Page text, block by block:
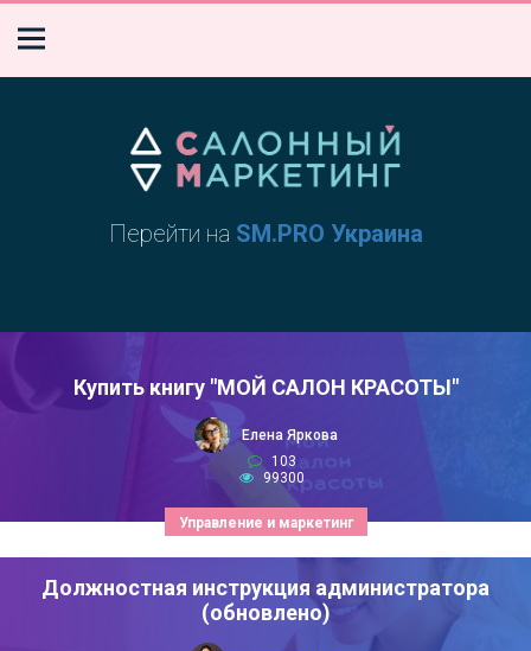
Перейти на SM.PRO Украина
Управление и маркетинг
Купить книгу "МОЙ САЛОН КРАСОТЫ"
Елена Яркова
103
99300
Должностная инструкция администратора
(обновлено)